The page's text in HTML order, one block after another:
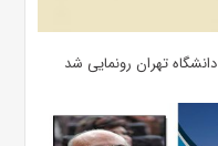
تهران رونمایی شد